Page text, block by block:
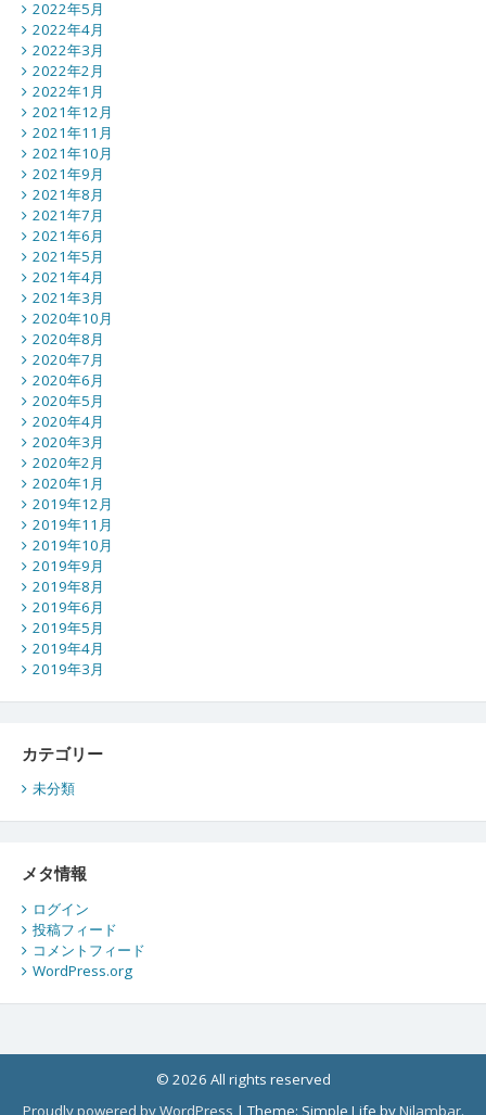
2022年5月
2022年4月
2022年3月
2022年2月
2022年1月
2021年12月
2021年11月
2021年10月
2021年9月
2021年8月
2021年7月
2021年6月
2021年5月
2021年4月
2021年3月
2020年10月
2020年8月
2020年7月
2020年6月
2020年5月
2020年4月
2020年3月
2020年2月
2020年1月
2019年12月
2019年11月
2019年10月
2019年9月
2019年8月
2019年6月
2019年5月
2019年4月
2019年3月
カテゴリー
未分類
メタ情報
ログイン
投稿フィード
コメントフィード
WordPress.org
© 2026 All rights reserved
Proudly powered by WordPress |Theme: Simple Life byNilambar.